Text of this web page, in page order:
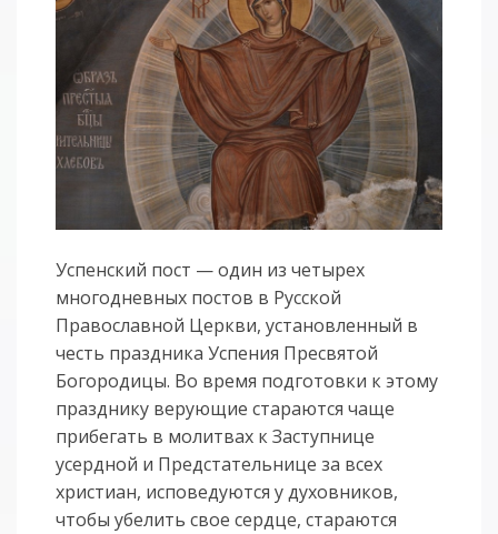
Успенский пост — один из четырех
многодневных постов в Русской
Православной Церкви, установленный в
честь праздника Успения Пресвятой
Богородицы. Во время подготовки к этому
празднику верующие стараются чаще
прибегать в молитвах к Заступнице
усердной и Предстательнице за всех
христиан, исповедуются у духовников,
чтобы убелить свое сердце, стараются